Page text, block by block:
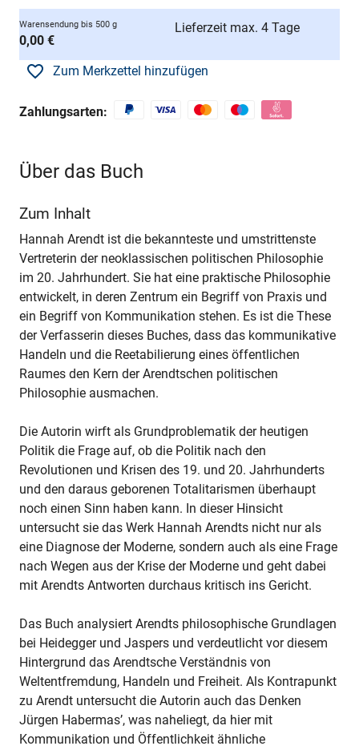
Warensendung bis 500 g
0,00 €
Lieferzeit max. 4 Tage
Zum Merkzettel hinzufügen
Zahlungsarten:
Über das Buch
Zum Inhalt
Hannah Arendt ist die bekannteste und umstrittenste
Vertreterin der neoklassischen politischen Philosophie
im 20. Jahrhundert. Sie hat eine praktische Philosophie
entwickelt, in deren Zentrum ein Begriff von Praxis und
ein Begriff von Kommunikation stehen. Es ist die These
der Verfasserin dieses Buches, dass das kommunikative
Handeln und die Reetabilierung eines öffentlichen
Raumes den Kern der Arendtschen politischen
Philosophie ausmachen.
Die Autorin wirft als Grundproblematik der heutigen
Politik die Frage auf, ob die Politik nach den
Revolutionen und Krisen des 19. und 20. Jahrhunderts
und den daraus geborenen Totalitarismen überhaupt
noch einen Sinn haben kann. In dieser Hinsicht
untersucht sie das Werk Hannah Arendts nicht nur als
eine Diagnose der Moderne, sondern auch als eine Frage
nach Wegen aus der Krise der Moderne und geht dabei
mit Arendts Antworten durchaus kritisch ins Gericht.
Das Buch analysiert Arendts philosophische Grundlagen
bei Heidegger und Jaspers und verdeutlicht vor diesem
Hintergrund das Arendtsche Verständnis von
Weltentfremdung, Handeln und Freiheit. Als Kontrapunkt
zu Arendt untersucht die Autorin auch das Denken
Jürgen Habermas’, was naheliegt, da hier mit
Kommunikation und Öffentlichkeit ähnliche